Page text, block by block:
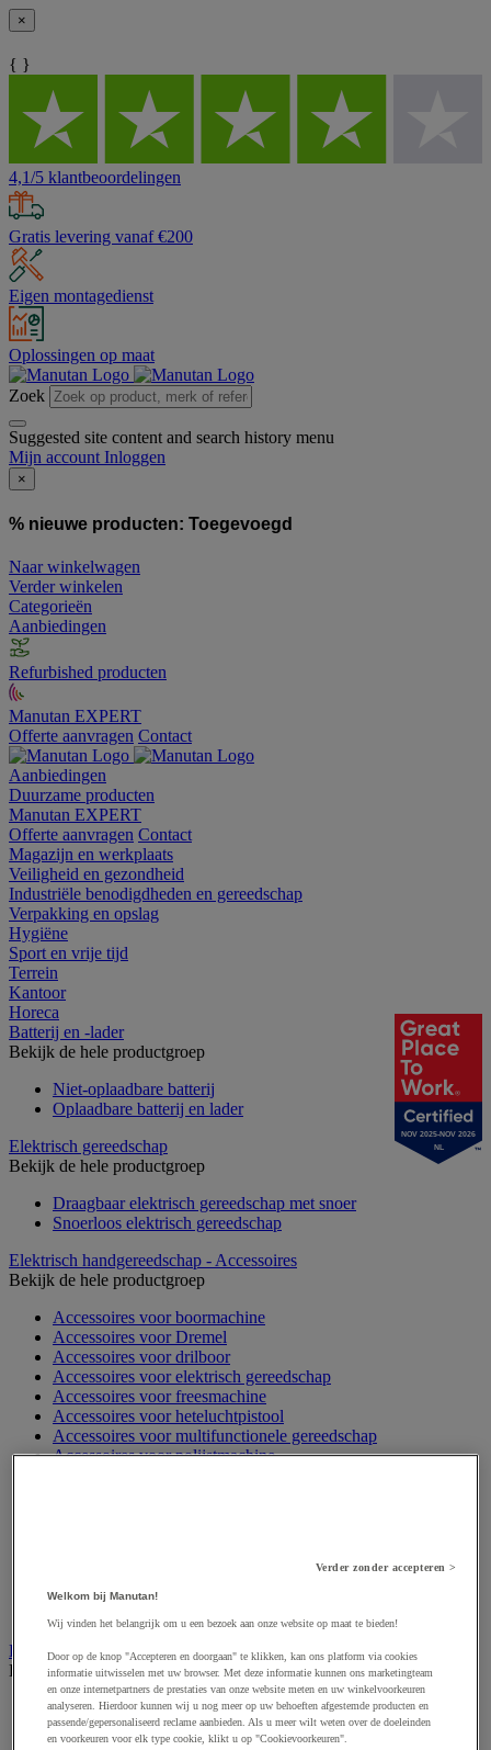
×
{ }
4,1/5 klantbeoordelingen
Gratis levering vanaf €200
Eigen montagedienst
Oplossingen op maat
Zoek
Suggested site content and search history menu
Mijn account Inloggen
×
% nieuwe producten: Toegevoegd
Naar winkelwagen
Verder winkelen
Categorieën
Aanbiedingen
Refurbished producten
Manutan EXPERT
Offerte aanvragen Contact
Aanbiedingen
Duurzame producten
Manutan EXPERT
Offerte aanvragen Contact
Magazijn en werkplaats
Veiligheid en gezondheid
Industriële benodigdheden en gereedschap
Verpakking en opslag
Hygiëne
Sport en vrije tijd
Terrein
Kantoor
Horeca
Batterij en -lader
Bekijk de hele productgroep
Niet-oplaadbare batterij
Oplaadbare batterij en lader
Elektrisch gereedschap
Bekijk de hele productgroep
Draagbaar elektrisch gereedschap met snoer
Snoerloos elektrisch gereedschap
Elektrisch handgereedschap - Accessoires
Bekijk de hele productgroep
Accessoires voor boormachine
Accessoires voor Dremel
Accessoires voor drilboor
Accessoires voor elektrisch gereedschap
Accessoires voor freesmachine
Accessoires voor heteluchtpistool
Accessoires voor multifunctionele gereedschap
Accessoires voor polijstmachine
Accessoires voor spijkermachine
Elektrische toebehoren en verlichting
Bekijk de hele productgroep
Accessoires voor elektrisch schakelpaneel
Batterij, oplader en kabel
NOV 2025-NOV 2026
NL
Verder zonder accepteren >
Welkom bij Manutan!
Wij vinden het belangrijk om u een bezoek aan onze website op maat te bieden!
Door op de knop "Accepteren en doorgaan" te klikken, kan ons platform via cookies
informatie uitwisselen met uw browser. Met deze informatie kunnen ons marketingteam
en onze internetpartners de prestaties van onze website meten en uw winkelvoorkeuren
analyseren. Hierdoor kunnen wij u nog meer op uw behoeften afgestemde producten en
passende/gepersonaliseerd reclame aanbieden. Als u meer wilt weten over de doeleinden
en voorkeuren voor elk type cookie, klikt u op "Cookievoorkeuren".